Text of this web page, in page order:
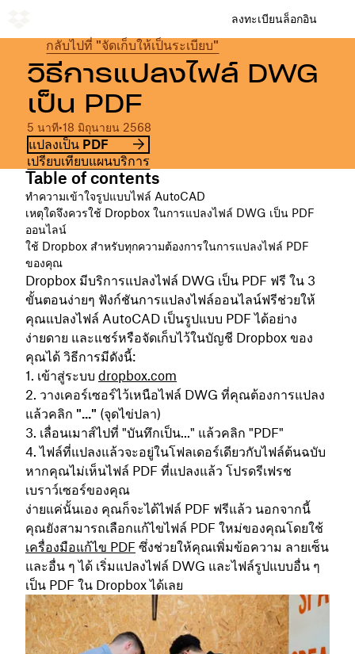
ลงทะเบียนล็อกอิน
กลับไปที่ "จัดเก็บให้เป็นระเบียบ"
วิธีการแปลงไฟล์ DWG
เป็น PDF
5 นาที•18 มิถุนายน 2568
แปลงเป็น PDF
เปรียบเทียบแผนบริการ
Table of contents
ทำความเข้าใจรูปแบบไฟล์ AutoCAD
เหตุใดจึงควรใช้ Dropbox ในการแปลงไฟล์ DWG เป็น PDF
ออนไลน์
ใช้ Dropbox สำหรับทุกความต้องการในการแปลงไฟล์ PDF
ของคุณ
Dropbox มีบริการแปลงไฟล์ DWG เป็น PDF ฟรี ใน 3
ขั้นตอนง่ายๆ ฟังก์ชันการแปลงไฟล์ออนไลน์ฟรีช่วยให้
คุณแปลงไฟล์ AutoCAD เป็นรูปแบบ PDF ได้อย่าง
ง่ายดาย และแชร์หรือจัดเก็บไว้ในบัญชี Dropbox ของ
คุณได้ วิธีการมีดังนี้:
เข้าสู่ระบบ dropbox.com
วางเคอร์เซอร์ไว้เหนือไฟล์ DWG ที่คุณต้องการแปลง
แล้วคลิก "..." (จุดไข่ปลา)
เลื่อนเมาส์ไปที่ "บันทึกเป็น..." แล้วคลิก "PDF"
ไฟล์ที่แปลงแล้วจะอยู่ในโฟลเดอร์เดียวกับไฟล์ต้นฉบับ
หากคุณไม่เห็นไฟล์ PDF ที่แปลงแล้ว โปรดรีเฟรช
เบราว์เซอร์ของคุณ
ง่ายแค่นั้นเอง คุณก็จะได้ไฟล์ PDF ฟรีแล้ว นอกจากนี้
คุณยังสามารถเลือกแก้ไขไฟล์ PDF ใหม่ของคุณโดยใช้
เครื่องมือแก้ไข PDF ซึ่งช่วยให้คุณเพิ่มข้อความ ลายเซ็น
และอื่น ๆ ได้ เริ่มแปลงไฟล์ DWG และไฟล์รูปแบบอื่น ๆ
เป็น PDF ใน Dropbox ได้เลย